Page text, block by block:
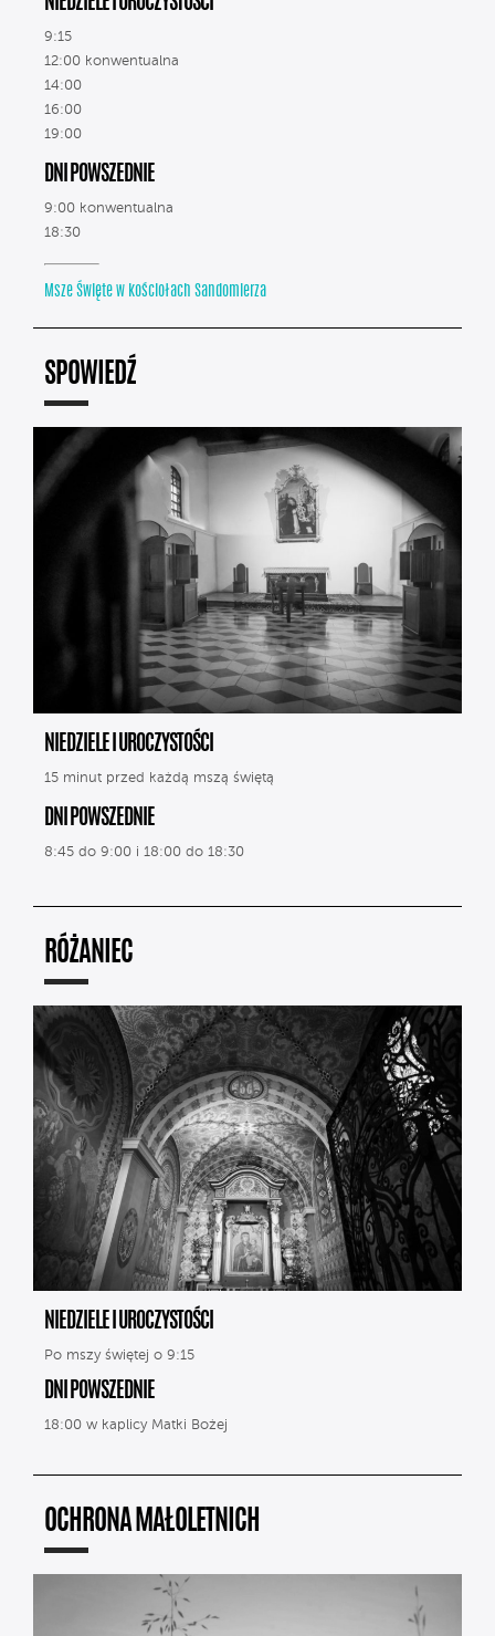
9:15
12:00 konwentualna
14:00
16:00
19:00
DNI POWSZEDNIE
9:00 konwentualna
18:30
Msze Święte w kościołach Sandomierza
SPOWIEDŹ
NIEDZIELE I UROCZYSTOŚCI
15 minut przed każdą mszą świętą
DNI POWSZEDNIE
8:45 do 9:00 i 18:00 do 18:30
RÓŻANIEC
NIEDZIELE I UROCZYSTOŚCI
Po mszy świętej o 9:15
DNI POWSZEDNIE
18:00 w kaplicy Matki Bożej
OCHRONA MAŁOLETNICH